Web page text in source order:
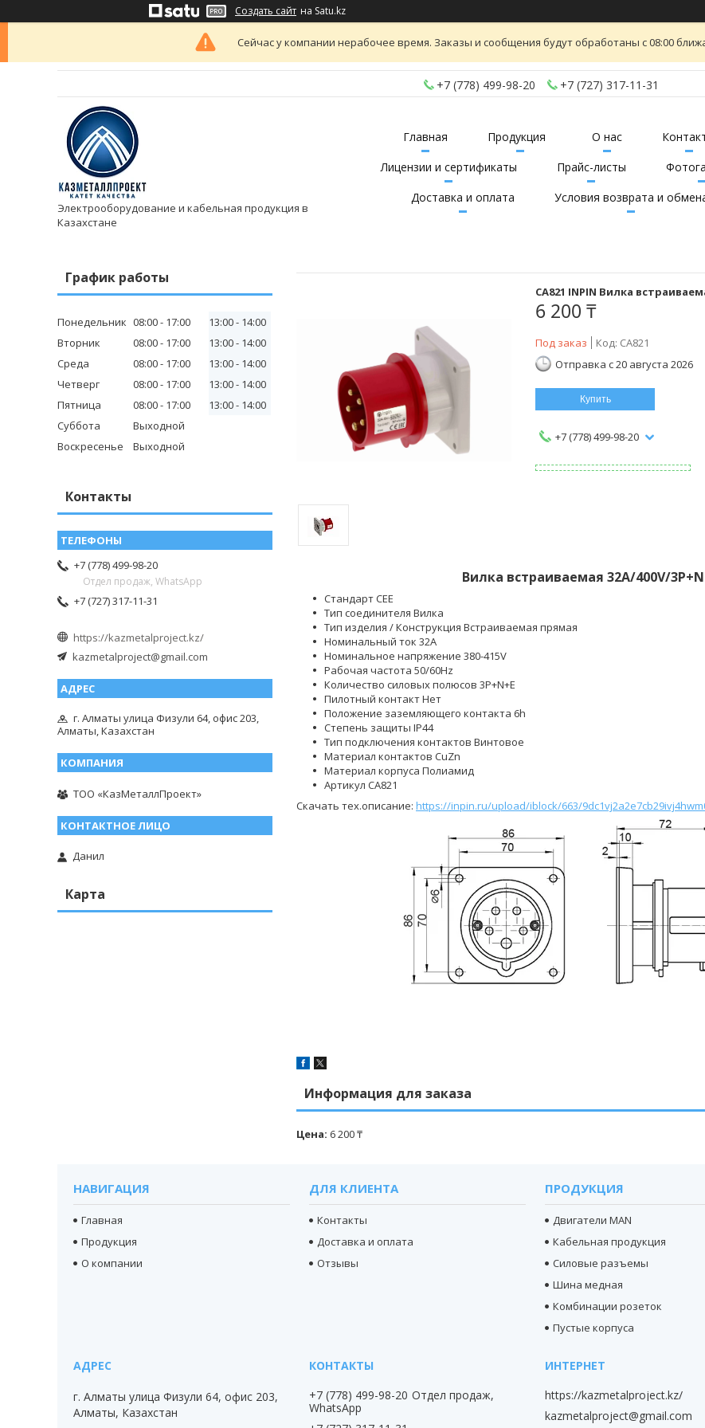
Создать сайт на Satu.kz
Сейчас у компании нерабочее время. Заказы и сообщения будут обработаны с 08:00
+7 (778) 499-98-20 +7 (727) 317-11-31
Электрооборудование и кабельная продукция в
Казахстане
Главная Продукция О нас
Лицензии и сертификаты
Прайс-листы
Доставка и оплата
Условия возврата и
CA821 INPIN Вилка
6 200 ₸
Под заказ Код: CA821
Отправка с 20 августа 2026
Купить
+7 (778) 499-98-20
Вилка встраиваемая 32A/400V/
Стандарт CEE
Тип соединителя Вилка
Тип изделия / Конструкция Встраиваемая прямая
Номинальный ток 32A
Номинальное напряжение 380-415V
Рабочая частота 50/60Hz
Количество силовых полюсов 3P+N+E
Пилотный контакт Нет
Положение заземляющего контакта 6h
Степень защиты IP44
Тип подключения контактов Винтовое
Материал контактов CuZn
Материал корпуса Полиамид
Артикул CA821
Скачать тех.описание: https://inpin.ru/upload/iblock/663/
Информация для заказа
Цена: 6 200 ₸
График работы
Понедельник 08:00 17:00 13:00
14:00
Вторник
08:00 17:00 13:00
14:00
Среда
08:00 17:00 13:00
14:00
Четверг
08:00 17:00 13:00
14:00
Пятница
08:00 17:00 13:00
14:00
Суббота
Выходной
Воскресенье
Выходной
Контакты
+7 (778) 499-98-20
Отдел продаж, WhatsApp
+7 (727) 317-11-31
https://kazmetalproject.kz/
kazmetalproject@gmail.com
г. Алматы улица Физули 64, офис 203,
Алматы, Казахстан
ТОО «КазМеталлПроект»
Данил
Карта
НАВИГАЦИЯ
Главная
Продукция
О компании
ДЛЯ КЛИЕНТА
Контакты
Доставка и оплата
Отзывы
ПРОДУКЦИЯ
Двигатели MAN
Кабельная продукция
Силовые разъемы
Шина медная
Комбинации розеток
Пустые корпуса
г. Алматы улица Физули 64, офис 203,
Алматы, Казахстан
+7 (778) 499-98-20 Отдел продаж,
WhatsApp
https://kazmetalproject.kz/
kazmetalproject@gmail.com